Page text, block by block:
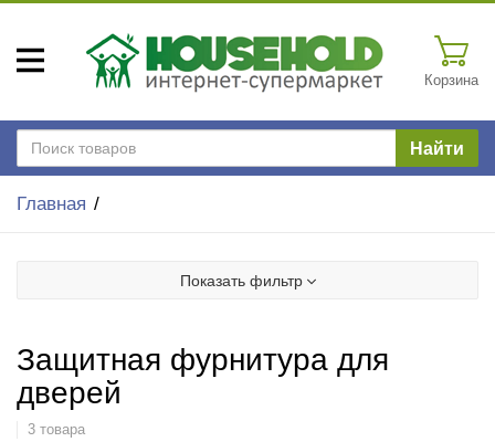
Корзина
Найти
Главная
Показать фильтр
Защитная фурнитура для
дверей
3 товара